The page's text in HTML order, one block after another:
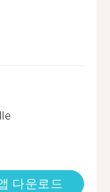
다운로드